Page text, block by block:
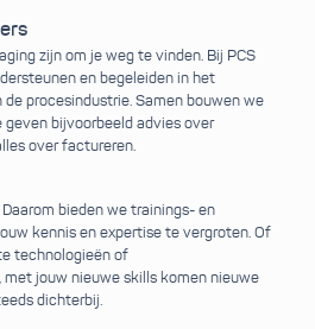
zijn om je weg te vinden. Bij PCS
en begeleiden in het
procesindustrie. Samen bouwen we
geven bijvoorbeeld advies over
over factureren.
bieden we trainings- en
kennis en expertise te vergroten. Of
technologieën of
met jouw nieuwe skills komen nieuwe
dichterbij.